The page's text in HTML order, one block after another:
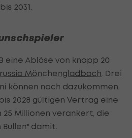
2031.
eine Ablöse von knapp 20
Mönchengladbach . Drei
können noch dazukommen.
2028 gültigen Vertrag eine
25 Millionen verankert, die
damit.